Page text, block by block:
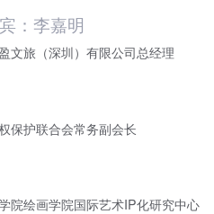
：李嘉明
文旅（深圳）有限公司总经理
保护联合会常务副会长
院绘画学院国际艺术IP化研究中心